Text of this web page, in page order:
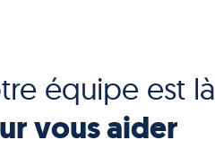
équipe est là
vous aider